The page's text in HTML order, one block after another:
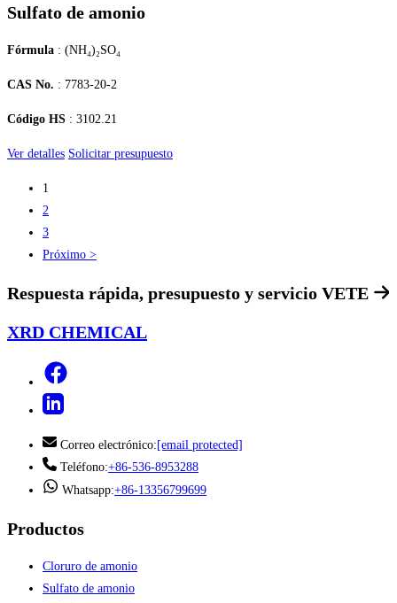
Sulfato de amonio
Fórmula : (NH₄)₂SO₄
CAS No. : 7783-20-2
Código HS : 3102.21
Ver detalles Solicitar presupuesto
1
2
3
Próximo >
Respuesta rápida, presupuesto y servicio VETE
XRD CHEMICAL
Correo electrónico: [email protected]
Teléfono:+86-536-8953288
Whatsapp:+86-13356799699
Productos
Cloruro de amonio
Sulfato de amonio